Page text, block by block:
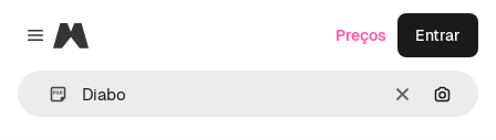
Close menu
Magnific
Limpar
Preços Entrar